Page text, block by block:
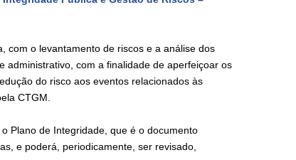
com o levantamento de riscos e a análise dos
administrativo, com a finalidade de aperfeiçoar os
do risco aos eventos relacionados às
CTGM.
Plano de Integridade, que é o documento
e poderá, periodicamente, ser revisado,